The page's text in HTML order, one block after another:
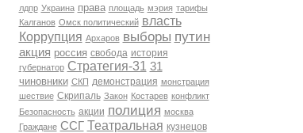
лдпр Украина права площадь мэрия тарифы
Калганов Омск политический власть
Коррупция Архаров выборы путин
акция россия свобода история
губернатор Стратегия-31 31
чиновники СКП демонстрация монстрация
шествие Скрипаль Закон Костарев конфликт
Безопасность акции полиция москва
Граждане ССГ Театральная кузнецов